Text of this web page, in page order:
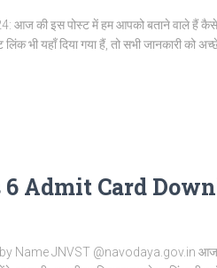
की इस पोस्ट में हम आपको बताने वाले हैं कैसे
भी यहाँ दिया गया हैं, तो सभी जानकारी को
Admit Card
JNVST @navodaya.gov.in आज